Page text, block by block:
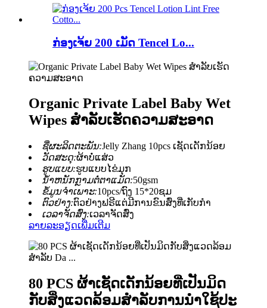
ກ່ອງເຈ້ຍ 200 ເມັດ Tencel Lo...
Organic Private Label Baby Wet
Wipes ສໍາລັບເຮັດຄວາມສະອາດ
ຊື່ຜະລິດຕະພັນ:Jelly Zhang 10pcs ເຊັດເດັກນ້ອຍ
ວັດສະດຸ:ຜ້າບໍ່ແສ່ວ
ຮູບແບບ:ຮູບແບບໄຂ່ມຸກ
ນ້ໍາຫນັກກຼາມຕໍ່ຕາແມັດ:50gsm
ຂໍ້ມູນຈໍາເພາະ:10pcs/ຖົງ 15*20ຊມ
ຕົວຢ່າງ:ຕົວຢ່າງຟຣີແຕ່ມີການຂົນສົ່ງທີ່ເກັບກໍາ
ເວລາຈັດສົ່ງ:ເວລາຈັດສົ່ງ
ລາຍລະອຽດເພີ່ມເຕີມ
80 PCS ຜ້າເຊັດເດັກນ້ອຍທີ່ເປັນມິດ
ກັບສິ່ງແວດລ້ອມສໍາລັບການນໍາໃຊ້ປະ